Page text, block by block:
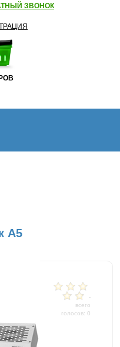
ЗВОНОК
A5
-
всего
голосов: 0